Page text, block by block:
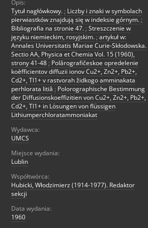
Opis:
Tytuł nagłówkowy. ; Liczby i znaki w symbolach
pierwiastków znajdują się w indeksie górnym. ;
Bibliografia na stronie 47. ; Streszczenie w
języku niemieckim, rosyjskim. ; artykuł w:
Annales Universitatis Mariae Curie-Skłodowska.
Sectio AA, Physica et Chemia Vol. 15 (1960),
strony 41-48 ; Polârografičeskoe opredelenie
koèfficientov diffuzii ionov Cu2+, Zn2+, Pb2+,
Cd2+, Tl1+ v rastvorah židkogo amminakata
perhlorata litiâ ; Polorographische Bestimmung
der Diffusionskoeffizitien von Cu2+, Zn2+, Pb2+,
Cd2+, Tl1+ in Lösungen von flüssigen
Lithiumperchloratammoniakat
Wydawca:
UMCS
Miejsce wydania:
Lublin
Współtwórca:
Hubicki, Włodzimierz (1914-1977). Redaktor
sekcji
Data wydania:
1960